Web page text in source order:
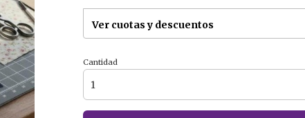
Ver cuotas y descuentos
Cantidad